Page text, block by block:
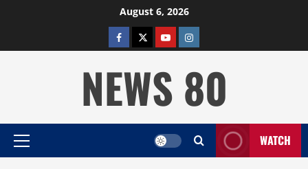
August 6, 2026
facebooktwitterYOUTUBE
instagram
NEWS 80
Primary
WATCH